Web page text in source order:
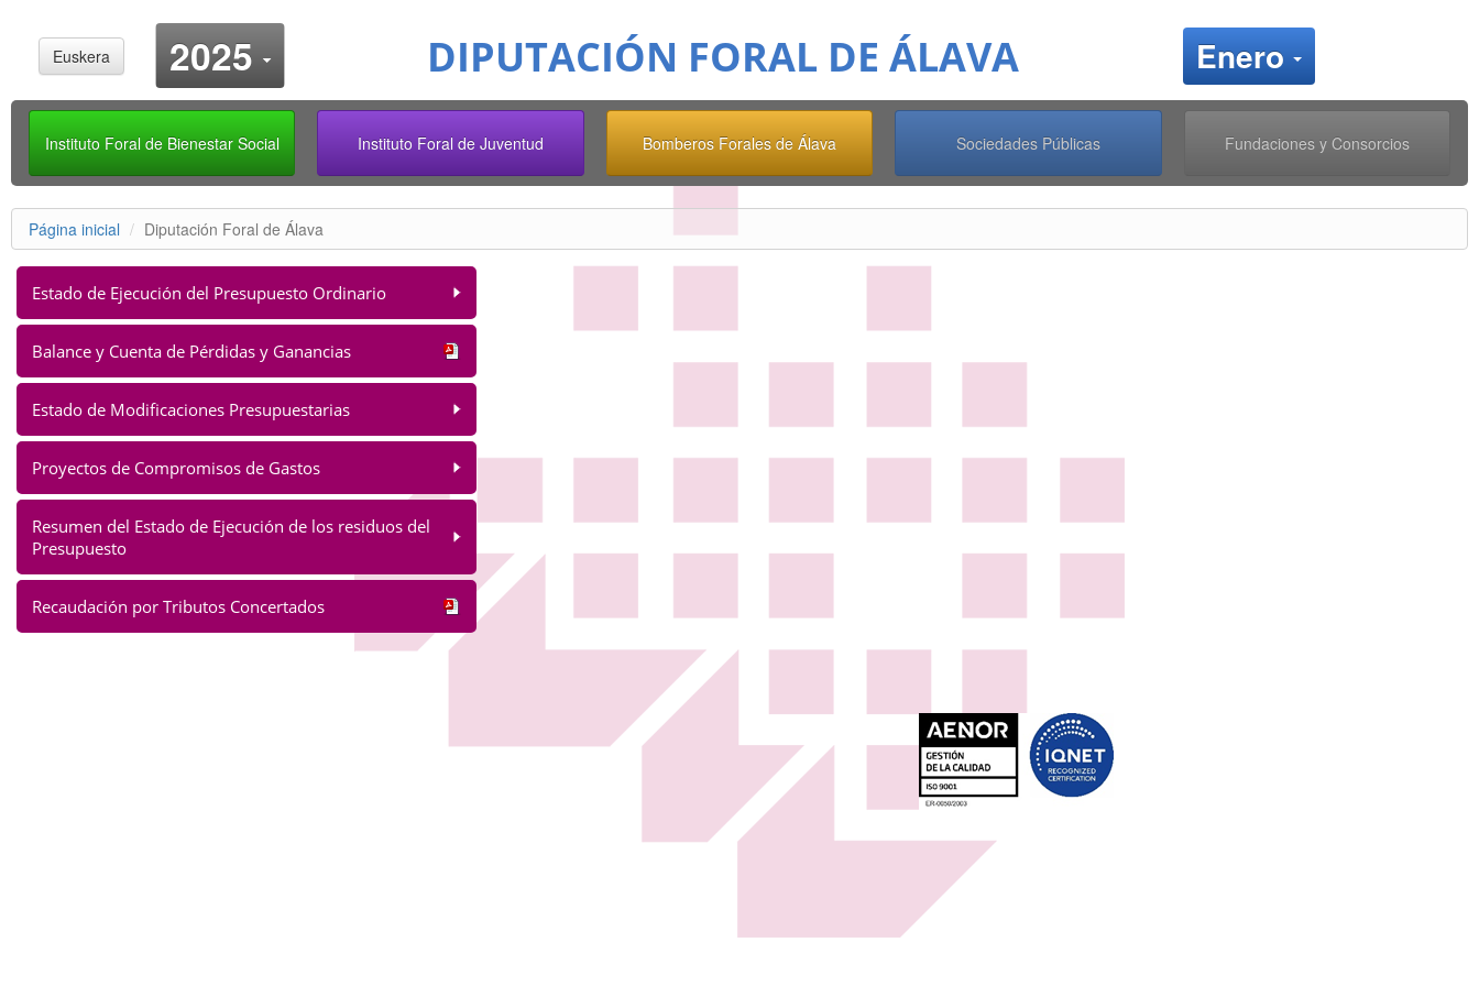
Euskera 2025Cambiar añoDIPUTACIÓN FORAL DE ÁLAVA EneroCambiar
Instituto Foral de Bienestar Social Instituto Foral de Juventud Bomberos Forales de Álava Sociedades Públicas Fundaciones y Consorcios
Página inicial Diputación Foral de Álava
Estado de Ejecución del Presupuesto Ordinario
Balance y Cuenta de Pérdidas y Ganancias
Estado de Modificaciones Presupuestarias
Proyectos de Compromisos de Gastos
Resumen del Estado de Ejecución de los residuos del
Presupuesto
Recaudación por Tributos Concertados